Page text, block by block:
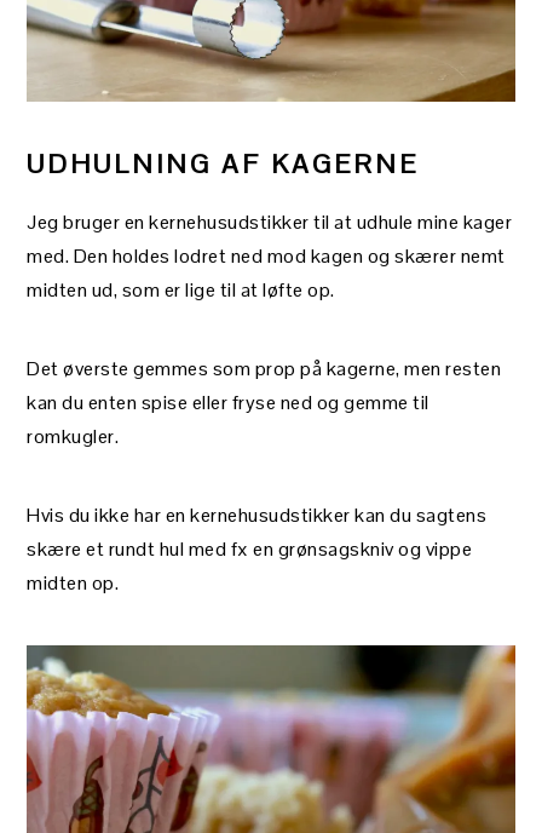
UDHULNING AF KAGERNE
Jeg bruger en kernehusudstikker til at udhule mine kager
med. Den holdes lodret ned mod kagen og skærer nemt
midten ud, som er lige til at løfte op.
Det øverste gemmes som prop på kagerne, men resten
kan du enten spise eller fryse ned og gemme til
romkugler.
Hvis du ikke har en kernehusudstikker kan du sagtens
skære et rundt hul med fx en grønsagskniv og vippe
midten op.